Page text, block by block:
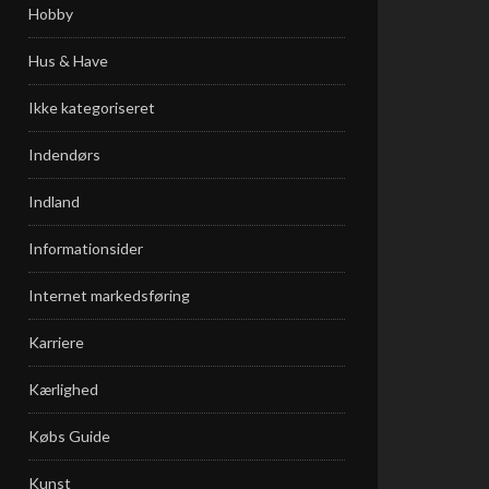
Hobby
Hus & Have
Ikke kategoriseret
Indendørs
Indland
Informationsider
Internet markedsføring
Karriere
Kærlighed
Købs Guide
Kunst